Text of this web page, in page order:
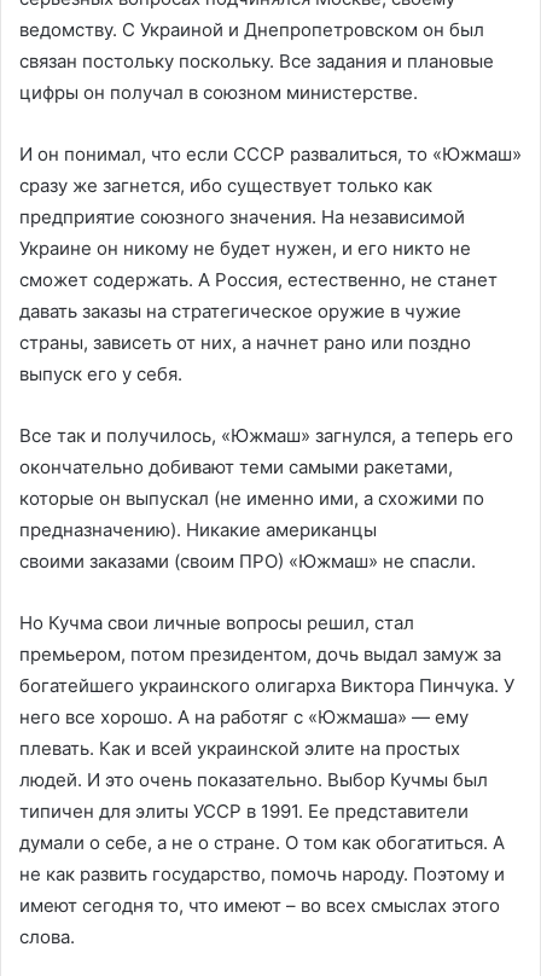
ведомству. С Украиной и Днепропетровском он был
связан постольку поскольку. Все задания и плановые
цифры он получал в союзном министерстве.
И он понимал, что если СССР развалиться, то «Южмаш»
сразу же загнется, ибо существует только как
предприятие союзного значения. На независимой
Украине он никому не будет нужен, и его никто не
сможет содержать. А Россия, естественно, не станет
давать заказы на стратегическое оружие в чужие
страны, зависеть от них, а начнет рано или поздно
выпуск его у себя.
Все так и получилось, «Южмаш» загнулся, а теперь его
окончательно добивают теми самыми ракетами,
которые он выпускал (не именно ими, а схожими по
предназначению). Никакие американцы
своими заказами (своим ПРО) «Южмаш» не спасли.
Но Кучма свои личные вопросы решил, стал
премьером, потом президентом, дочь выдал замуж за
богатейшего украинского олигарха Виктора Пинчука. У
него все хорошо. А на работяг с «Южмаша» — ему
плевать. Как и всей украинской элите на простых
людей. И это очень показательно. Выбор Кучмы был
типичен для элиты УССР в 1991. Ее представители
думали о себе, а не о стране. О том как обогатиться. А
не как развить государство, помочь народу. Поэтому и
имеют сегодня то, что имеют – во всех смыслах этого
слова.